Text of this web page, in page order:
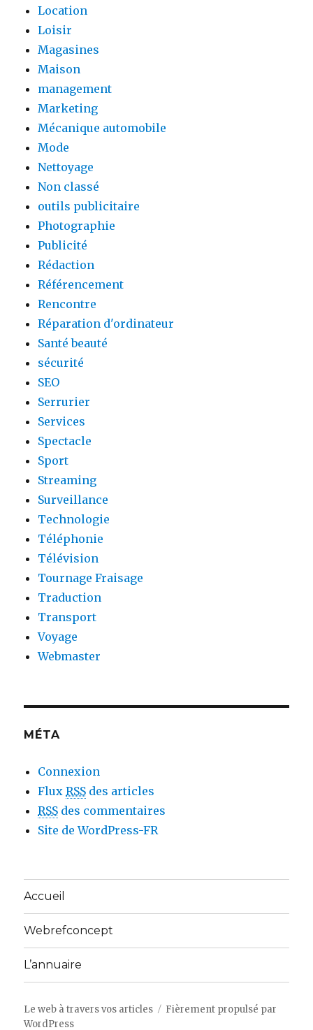
Location
Loisir
Magasines
Maison
management
Marketing
Mécanique automobile
Mode
Nettoyage
Non classé
outils publicitaire
Photographie
Publicité
Rédaction
Référencement
Rencontre
Réparation d'ordinateur
Santé beauté
sécurité
SEO
Serrurier
Services
Spectacle
Sport
Streaming
Surveillance
Technologie
Téléphonie
Télévision
Tournage Fraisage
Traduction
Transport
Voyage
Webmaster
MÉTA
Connexion
FluxRSS des articles
RSS des commentaires
Site de WordPress-FR
Accueil
Webrefconcept
L’annuaire
Le web à travers vos articles
Fièrement propulsé par
WordPress